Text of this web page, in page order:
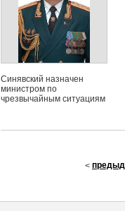
Синявский назначен
министром по
чрезвычайным ситуациям
<